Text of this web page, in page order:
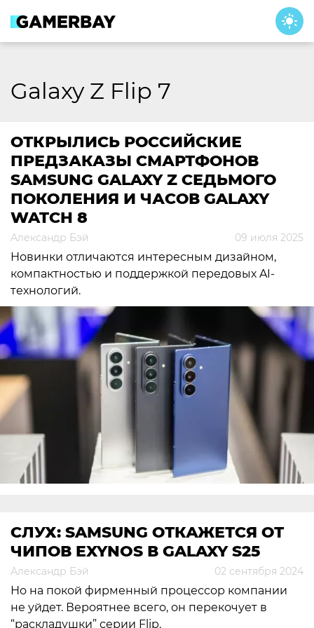
content
Galaxy Z Flip 7
ОТКРЫЛИСЬ РОССИЙСКИЕ
ПРЕДЗАКАЗЫ СМАРТФОНОВ
SAMSUNG GALAXY Z СЕДЬМОГО
ПОКОЛЕНИЯ И ЧАСОВ GALAXY
WATCH 8
Александр Бэй 09 июля 2025
Новинки отличаются интересным дизайном,
компактностью и поддержкой передовых AI-
технологий.
СЛУХ: SAMSUNG ОТКАЖЕТСЯ ОТ
ЧИПОВ EXYNOS В GALAXY S25
Александр Бэй 02 сентября 2024
Но на покой фирменный процессор компании
не уйдет. Вероятнее всего, он перекочует в
“раскладушки” серии Flip.